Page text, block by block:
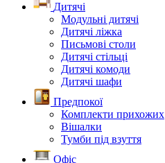
Дитячі
Модульні дитячі
Дитячі ліжка
Письмові столи
Дитячі стільці
Дитячі комоди
Дитячі шафи
Предпокої
Комплекти прихожих
Вішалки
Тумби під взуття
Офіс